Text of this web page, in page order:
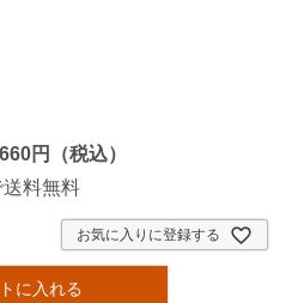
円（税込）
料無料
お気に入りに登録する
に入れる